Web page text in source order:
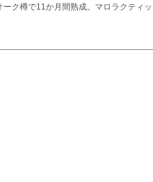
ク樽で11か月間熟成。マロラクティ